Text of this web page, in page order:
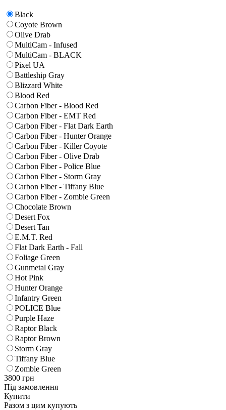
Black
Coyote Brown
Olive Drab
MultiCam - Infused
MultiCam - BLACK
Pixel UA
Battleship Gray
Blizzard White
Blood Red
Carbon Fiber - Blood Red
Carbon Fiber - EMT Red
Carbon Fiber - Flat Dark Earth
Carbon Fiber - Hunter Orange
Carbon Fiber - Killer Coyote
Carbon Fiber - Olive Drab
Carbon Fiber - Police Blue
Carbon Fiber - Storm Gray
Carbon Fiber - Tiffany Blue
Carbon Fiber - Zombie Green
Chocolate Brown
Desert Fox
Desert Tan
E.M.T. Red
Flat Dark Earth - Fall
Foliage Green
Gunmetal Gray
Hot Pink
Hunter Orange
Infantry Green
POLICE Blue
Purple Haze
Raptor Black
Raptor Brown
Storm Gray
Tiffany Blue
Zombie Green
3800 грн
Під замовлення
Купити
Разом з цим купують